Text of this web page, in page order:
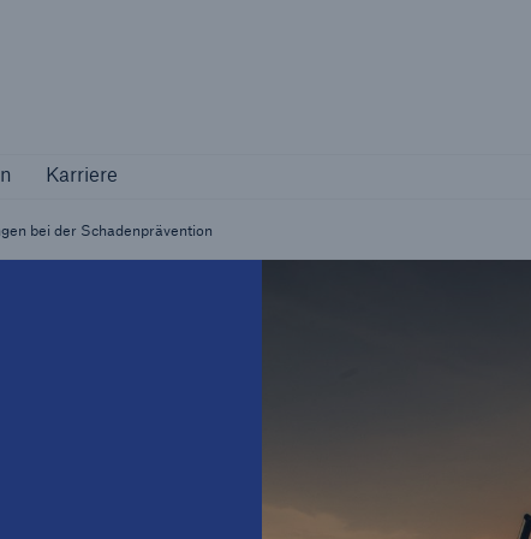
Karriere
bei der Schadenprävention
Maßgeschneiderte Lösungen für Ihre
Branche